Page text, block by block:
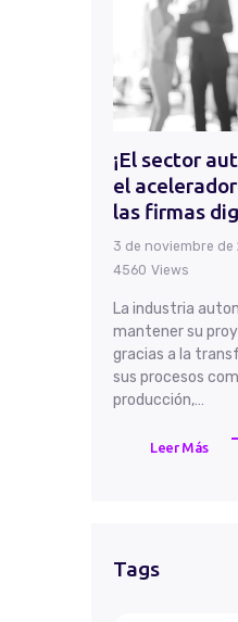
¡El sector
el
las firmas
3 de noviembre de
4560 Views
La industria
mantener su
gracias a la
sus procesos
producción,…
Leer Más
Tags